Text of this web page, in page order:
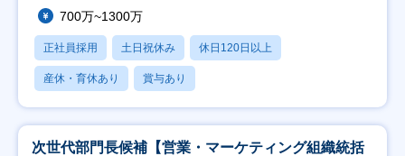
700万~1300万
正社員採用 土日祝休み 休日120日以上
産休・育休あり 賞与あり
次世代部門長候補【営業・マーケティング組織統括